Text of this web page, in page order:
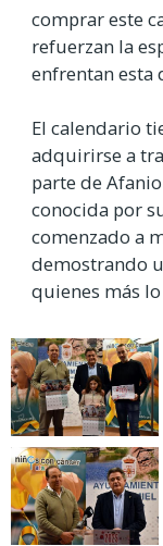
comprar este
refuerzan la
enfrentan esta
El calendario
adquirirse a
parte de
conocida por
comenzado a
demostrando
quienes más